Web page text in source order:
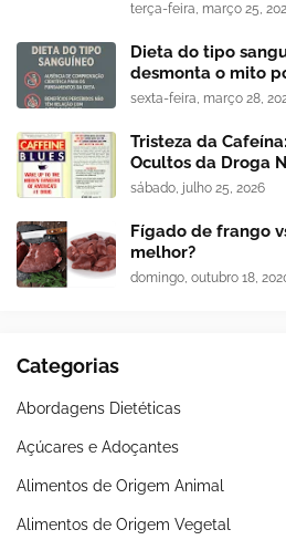
terça-feira, março 25,
Dieta do tipo
desmonta o mito
sexta-feira, março 28,
Tristeza da
Ocultos da Droga
sábado, julho 25, 2026
Fígado de frango
melhor?
domingo, outubro 18,
Categorias
Abordagens Dietéticas
Açúcares e Adoçantes
Alimentos de Origem Animal
Alimentos de Origem Vegetal